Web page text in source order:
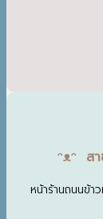
ᵔᴥᵔ ส
หน้าร้านถนนข้